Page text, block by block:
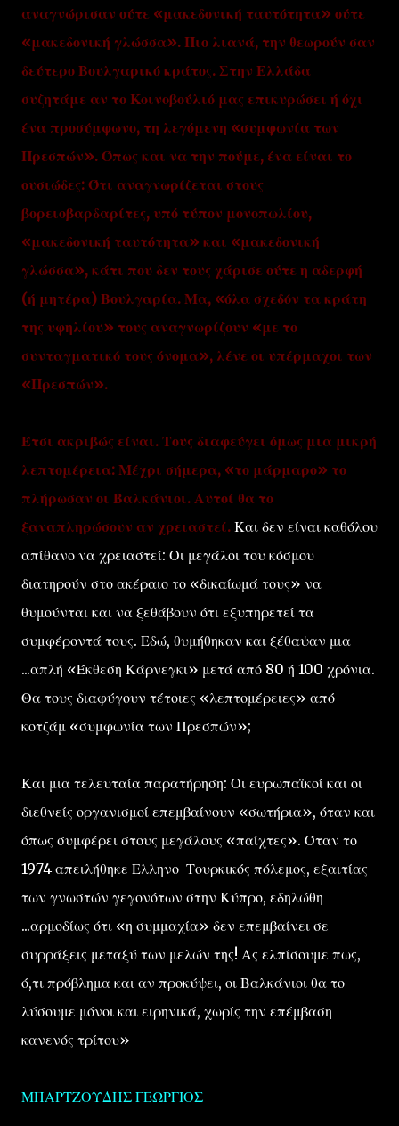
αναγνώρισαν ούτε «μακεδονική ταυτότητα» ούτε
«μακεδονική γλώσσα». Πιο λιανά, την θεωρούν σαν
δεύτερο Βουλγαρικό κράτος. Στην Ελλάδα
συζητάμε αν το Κοινοβούλιό μας επικυρώσει ή όχι
ένα προσύμφωνο, τη λεγόμενη «συμφωνία των
Πρεσπών». Όπως και να την πούμε, ένα είναι το
ουσιώδες: Ότι αναγνωρίζεται στους
βορειοβαρδαρίτες, υπό τύπον μονοπωλίου,
«μακεδονική ταυτότητα» και «μακεδονική
γλώσσα», κάτι που δεν τους χάρισε ούτε η αδερφή
(ή μητέρα) Βουλγαρία. Μα, «όλα σχεδόν τα κράτη
της υφηλίου» τους αναγνωρίζουν «με το
συνταγματικό τους όνομα», λένε οι υπέρμαχοι των
«Πρεσπών».
Έτσι ακριβώς είναι. Τους διαφεύγει όμως μια μικρή
λεπτομέρεια: Μέχρι σήμερα, «το μάρμαρο» το
πλήρωσαν οι Βαλκάνιοι. Αυτοί θα το
ξαναπληρώσουν αν χρειαστεί. Και δεν είναι καθόλου
απίθανο να χρειαστεί: Οι μεγάλοι του κόσμου
διατηρούν στο ακέραιο το «δικαίωμά τους» να
θυμούνται και να ξεθάβουν ότι εξυπηρετεί τα
συμφέροντά τους. Εδώ, θυμήθηκαν και ξέθαψαν μια
...απλή «Έκθεση Κάρνεγκι» μετά από 80 ή 100 χρόνια.
Θα τους διαφύγουν τέτοιες «λεπτομέρειες» από
κοτζάμ «συμφωνία των Πρεσπών»;
Και μια τελευταία παρατήρηση: Οι ευρωπαϊκοί και οι
διεθνείς οργανισμοί επεμβαίνουν «σωτήρια», όταν και
όπως συμφέρει στους μεγάλους «παίχτες». Όταν το
1974 απειλήθηκε Ελληνο-Τουρκικός πόλεμος, εξαιτίας
των γνωστών γεγονότων στην Κύπρο, εδηλώθη
...αρμοδίως ότι «η συμμαχία» δεν επεμβαίνει σε
συρράξεις μεταξύ των μελών της! Ας ελπίσουμε πως,
ό,τι πρόβλημα και αν προκύψει, οι Βαλκάνιοι θα το
λύσουμε μόνοι και ειρηνικά, χωρίς την επέμβαση
κανενός τρίτου»
ΜΠΑΡΤΖΟΥΔΗΣ ΓΕΩΡΓΙΟΣ